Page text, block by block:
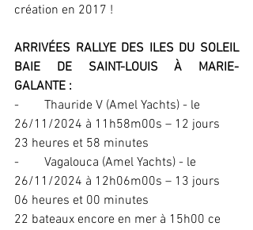
création en 2017 !
ARRIVÉES RALLYE DES ILES DU SOLEIL
BAIE DE SAINT-LOUIS À MARIE-
GALANTE :
-        Thauride V (Amel Yachts) - le
26/11/2024 à 11h58m00s – 12 jours
23 heures et 58 minutes
-        Vagalouca (Amel Yachts) - le
26/11/2024 à 12h06m00s – 13 jours
06 heures et 00 minutes
22 bateaux encore en mer à 15h00 ce